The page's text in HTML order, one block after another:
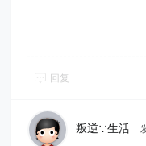
回复
叛逆∵生活